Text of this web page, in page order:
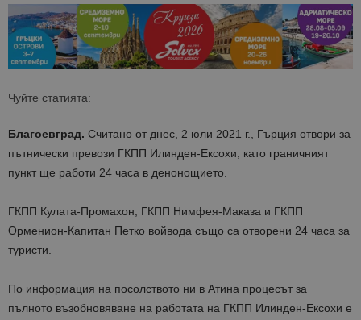
Чуйте статията:
Благоевград. Считано от днес, 2 юли 2021 г., Гърция отвори за
пътнически превози ГКПП Илинден-Ексохи, като граничният
пункт ще работи 24 часа в денонощието.
ГКПП Кулата-Промахон, ГКПП Нимфея-Маказа и ГКПП
Орменион-Капитан Петко войвода също са отворени 24 часа за
туристи.
По информация на посолството ни в Атина процесът за
пълното възобновяване на работата на ГКПП Илинден-Ексохи е